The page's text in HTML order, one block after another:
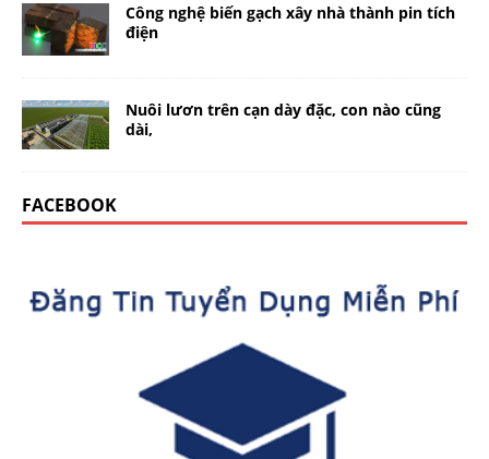
Công nghệ biến gạch xây nhà thành pin tích
điện
Nuôi lươn trên cạn dày đặc, con nào cũng
dài,
FACEBOOK